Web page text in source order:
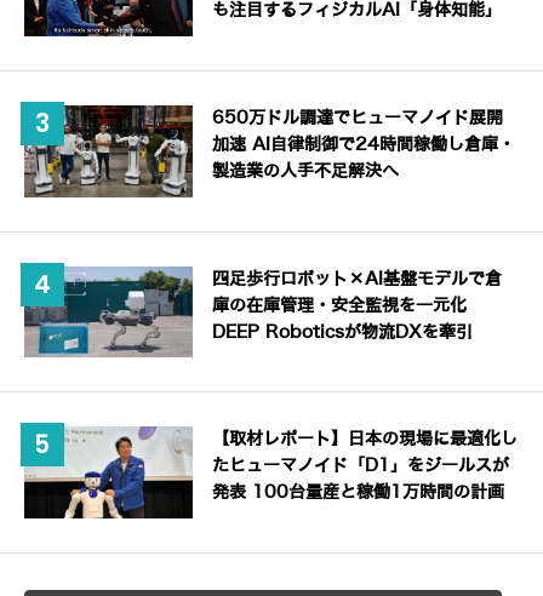
も注目するフィジカルAI「身体知能」
650万ドル調達でヒューマノイド展開
加速 AI自律制御で24時間稼働し倉庫・
製造業の人手不足解決へ
四足歩行ロボット×AI基盤モデルで倉
庫の在庫管理・安全監視を一元化
DEEP Roboticsが物流DXを牽引
【取材レポート】日本の現場に最適化し
たヒューマノイド「D1」をジールスが
発表 100台量産と稼働1万時間の計画